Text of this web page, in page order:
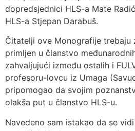
dopredsjednici HLS-a Mate
HLS-a Stjepan Darabuš.
Čitatelji ove Monografije trebaju
primljen u članstvo
zahvaljujući između ostalih i
profesoru-lovcu iz Umaga
pripomogao da svojim
olakša put u članstvo HLS-u.
Navedeno sam istakao da se